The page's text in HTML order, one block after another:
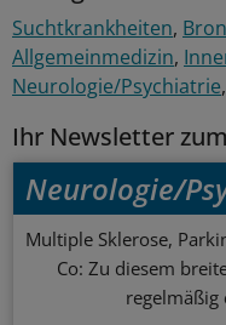
Suchtkrankheiten
Allgemeinmedizin
Neurologie/Psychiatrie
Ihr Newsletter
Neurologie/
Multiple Sklerose,
Co: Zu diesem
regelmäßig